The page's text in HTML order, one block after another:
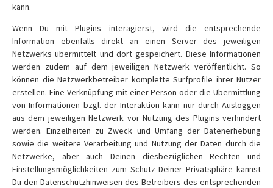
kann.
Wenn Du mit Plugins interagierst, wird die entsprechende
Information ebenfalls direkt an einen Server des jeweiligen
Netzwerks übermittelt und dort gespeichert. Diese Informationen
werden zudem auf dem jeweiligen Netzwerk veröffentlicht. So
können die Netzwerkbetreiber komplette Surfprofile ihrer Nutzer
erstellen. Eine Verknüpfung mit einer Person oder die Übermittlung
von Informationen bzgl. der Interaktion kann nur durch Ausloggen
aus dem jeweiligen Netzwerk vor Nutzung des Plugins verhindert
werden. Einzelheiten zu Zweck und Umfang der Datenerhebung
sowie die weitere Verarbeitung und Nutzung der Daten durch die
Netzwerke, aber auch Deinen diesbezüglichen Rechten und
Einstellungsmöglichkeiten zum Schutz Deiner Privatsphäre kannst
Du den Datenschutzhinweisen des Betreibers des entsprechenden